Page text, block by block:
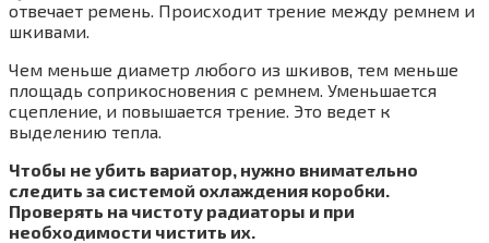
отвечает ремень. Происходит трение между ремнем и
шкивами.
Чем меньше диаметр любого из шкивов, тем меньше
площадь соприкосновения с ремнем. Уменьшается
сцепление, и повышается трение. Это ведет к
выделению тепла.
Чтобы не убить вариатор, нужно внимательно
следить за системой охлаждения коробки.
Проверять на чистоту радиаторы и при
необходимости чистить их.